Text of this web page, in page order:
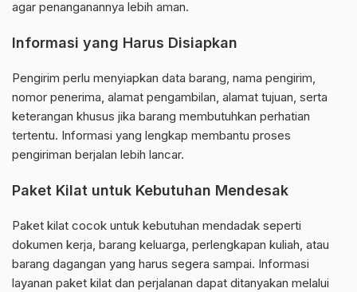
agar penanganannya lebih aman.
Informasi yang Harus Disiapkan
Pengirim perlu menyiapkan data barang, nama pengirim,
nomor penerima, alamat pengambilan, alamat tujuan, serta
keterangan khusus jika barang membutuhkan perhatian
tertentu. Informasi yang lengkap membantu proses
pengiriman berjalan lebih lancar.
Paket Kilat untuk Kebutuhan Mendesak
Paket kilat cocok untuk kebutuhan mendadak seperti
dokumen kerja, barang keluarga, perlengkapan kuliah, atau
barang dagangan yang harus segera sampai. Informasi
layanan paket kilat dan perjalanan dapat ditanyakan melalui